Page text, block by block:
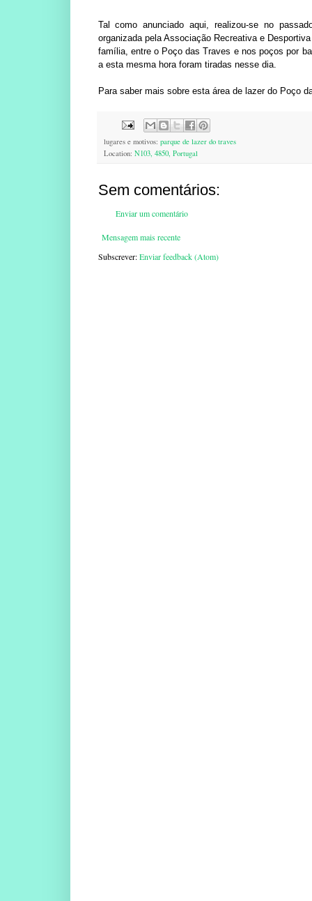
Tal como anunciado aqui, realizou-se no
organizada pela Associação Recreativa e
família, entre o Poço das Traves e nos poços por
a esta mesma hora foram tiradas nesse dia.
Para saber mais sobre esta área de lazer do Poço
lugares e motivos: parque de lazer do traves
Location: N103, 4850, Portugal
Sem comentários:
Enviar um comentário
Mensagem mais recente
Subscrever:Enviar feedback (Atom)